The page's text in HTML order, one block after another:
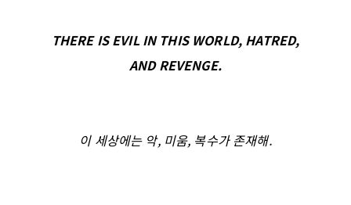
THERE IS EVIL IN THIS WORLD, HATRED,
AND REVENGE.
이 세상에는 악, 미움, 복수가 존재해.